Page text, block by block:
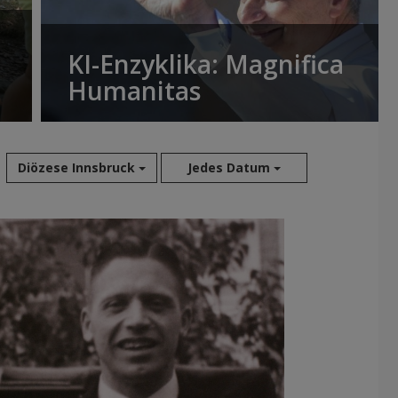
KI-Enzyklika: Magnifica
Humanitas
Diözese Innsbruck Jedes Datum
Aug 2026
Jul 2026
Jun 2026
Mai 2026
Apr 2026
Mär 2026
Feb 2026